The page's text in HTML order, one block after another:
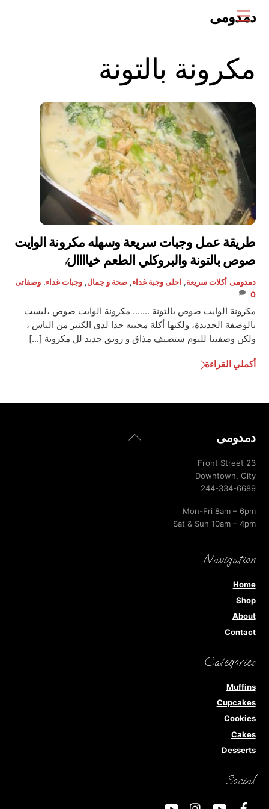
Menu
دمدومى
مكرونة بالتونة
طريقة عمل وجبات سريعة وسهله مكرونة الوايت
صوص بالتونة والبروكلي الطعم خياااال!
دمدومى أكلات سريعة, احلى وجبة غداء,صحة و جمال,وجبات غداء,وصفاتى
0
مكرونة الوايت صوص بالتونة ……. مكرونة الوايت صوص ،ليست
بالوصفة الجديدة، ولكنها أكلة محبيه جدا لدي الكثير من الناس ،
ولكن وصفتنا لليوم ستضيف مذاق و رونق جديد لل مكرونة […]
أكملي القراءة
Back
دمدومى
23 Front Street
Downtown, City
244-334-6689
Mon-Fri 8am – 6pm
Sat & Sun 10am – 4pm
Navigation
Home
Shop
About
Contact
Categories
Muffins
Cupcakes
Cookies
Cakes
Desserts
Social